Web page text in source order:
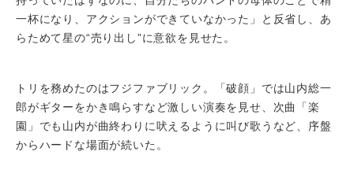
一杯になり、アクションができていなかった」と反省し、あ
らためて星の“売り出し”に意欲を見せた。
トリを務めたのはフジファブリック。「破顔」では山内総一
郎がギターをかき鳴らすなど激しい演奏を見せ、次曲「楽
園」でも山内が曲終わりに吠えるように叫び歌うなど、序盤
からハードな場面が続いた。